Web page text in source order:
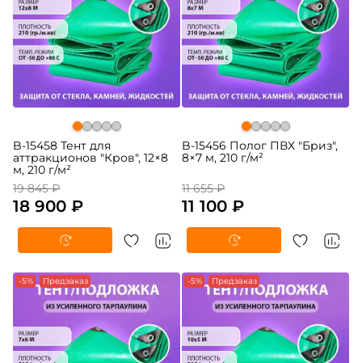
B-15458 Тент для
аттракционов "Кров", 12×8
м, 210 г/м²
19 845 ₽
18 900 ₽
B-15456 Полог ПВХ "Бриз",
8×7 м, 210 г/м²
11 655 ₽
11 100 ₽
-5% Предзаказ -5% Предзаказ